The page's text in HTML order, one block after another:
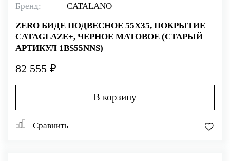
Бренд:
CATALANO
ZERO БИДЕ ПОДВЕСНОЕ 55Х35, ПОКРЫТИЕ
CATAGLAZE+, ЧЕРНОЕ МАТОВОЕ (СТАРЫЙ
АРТИКУЛ 1BS55NNS)
82 555 ₽
В корзину
Сравнить